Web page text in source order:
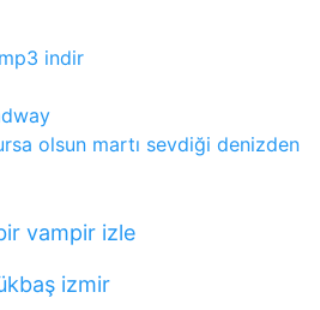
indir
olsun martı sevdiği denizden
vampir izle
izmir